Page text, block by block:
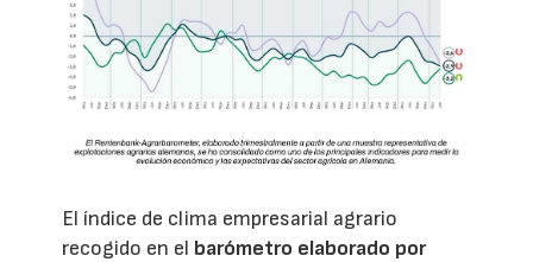
El índice de clima empresarial agrario
recogido en el barómetro elaborado por